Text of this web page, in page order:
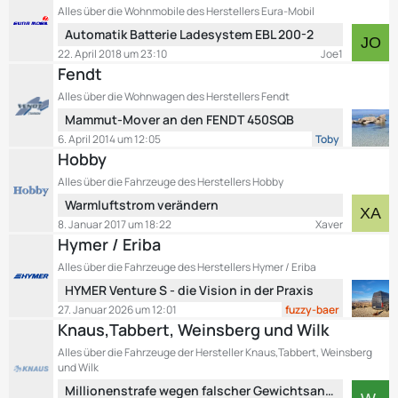
e
ä
g
e
t
B
e
ä
g
e
Alles über die Wohnmobile des Herstellers Eura-Mobil
e
t
z
t
B
e
ä
g
e
Automatik Batterie Ladesystem EBL 200-2
Joe1
22. April 2018 um 23:10
Fendt
Alles über die Wohnwagen des Herstellers Fendt
e
t
z
t
B
e
ä
g
e
Mammut-Mover an den FENDT 450SQB
Toby
6. April 2014 um 12:05
Hobby
Alles über die Fahrzeuge des Herstellers Hobby
e
t
z
t
B
e
t
Warmluftstrom verändern
Xaver
8. Januar 2017 um 18:22
Hymer / Eriba
Alles über die Fahrzeuge des Herstellers Hymer / Eriba
e
t
z
t
e
HYMER Venture S - die Vision in der Praxis
fuzzy-baer
27. Januar 2026 um 12:01
Knaus,Tabbert, Weinsberg und Wilk
Alles über die Fahrzeuge der Hersteller Knaus,Tabbert, Weinsberg
und Wilk
Millionenstrafe wegen falscher Gewichtsangaben